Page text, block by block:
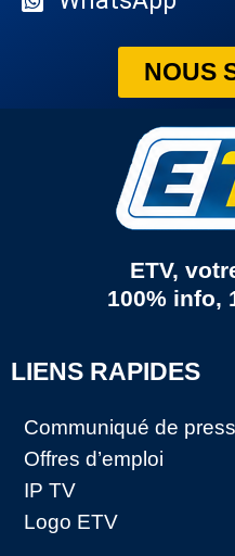
NOUS
ETV,
100% info,
LIENS RAPIDES
Communiqué de
Offres d’emploi
IP TV
Logo ETV